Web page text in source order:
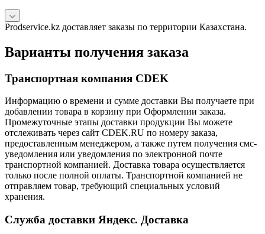
Prodservice.kz доставляет заказы по территории Казахстана.
Варианты получения заказа
Транспортная компания CDEK
Информацию о времени и сумме доставки Вы получаете при
добавлении товара в корзину при Оформлении заказа.
Промежуточные этапы доставки продукции Вы можете
отслеживать через сайт CDEK.RU по номеру заказа,
предоставленным менеджером, а также путем получения смс-
уведомления или уведомления по электронной почте
транспортной компанией. Доставка товара осуществляется
только после полной оплаты. Транспортной компанией не
отправляем товар, требующий специальных условий
хранения.
Служба доставки Яндекс. Доставка